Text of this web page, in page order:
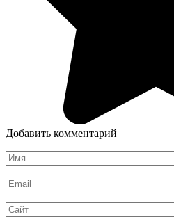
Добавить комментарий
Имя
*
Email
*
Сайт